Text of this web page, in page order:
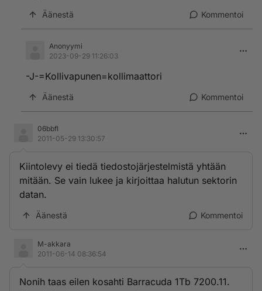
Äänestä Kommentoi
Anonyymi
2023-09-29 11:26:03
-J-=Kollivapunen=kollimaattori
Äänestä Kommentoi
06bbfI
2011-05-29 13:30:57
Kiintolevy ei tiedä tiedostojärjestelmistä yhtään
mitään. Se vain lukee ja kirjoittaa halutun sektorin
datan.
Äänestä Kommentoi
M-akkara
2011-06-14 08:36:54
Nonih taas eilen kosahti Barracuda 1Tb 7200.11.